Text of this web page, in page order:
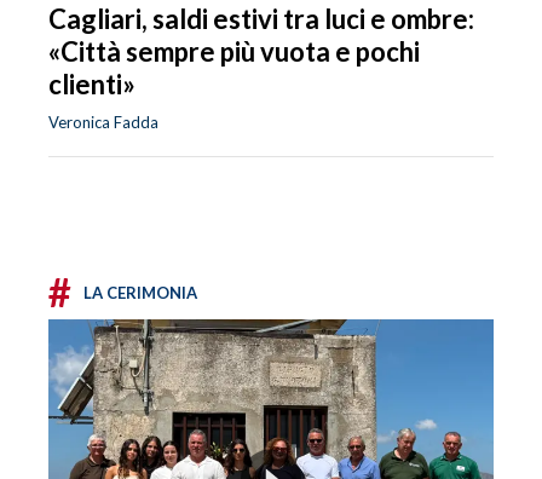
Cagliari, saldi estivi tra luci e ombre:
«Città sempre più vuota e pochi
clienti»
Veronica Fadda
# LA CERIMONIA